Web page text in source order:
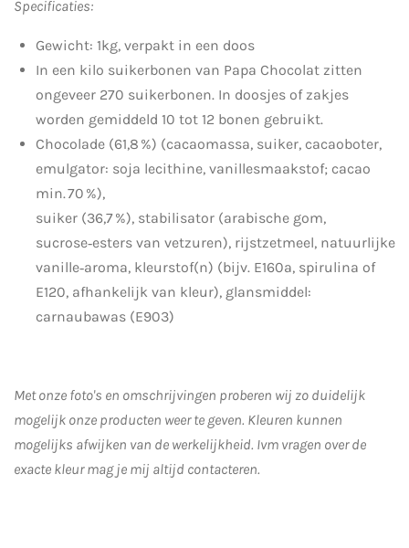
Specificaties:
Gewicht: 1kg, verpakt in een doos
In een kilo suikerbonen van Papa Chocolat zitten
ongeveer 270 suikerbonen. In doosjes of zakjes
worden gemiddeld 10 tot 12 bonen gebruikt.
Chocolade (61,8 %) (cacaomassa, suiker, cacaoboter,
emulgator: soja lecithine, vanillesmaakstof; cacao
min. 70 %),
suiker (36,7 %), stabilisator (arabische gom,
sucrose‑esters van vetzuren), rijstzetmeel, natuurlijke
vanille‑aroma, kleurstof(n) (bijv. E160a, spirulina of
E120, afhankelijk van kleur), glansmiddel:
carnaubawas (E903)
Met onze foto's en omschrijvingen proberen wij zo duidelijk
mogelijk onze producten weer te geven. Kleuren kunnen
mogelijks afwijken van de werkelijkheid. Ivm vragen over de
exacte kleur mag je mij altijd contacteren.